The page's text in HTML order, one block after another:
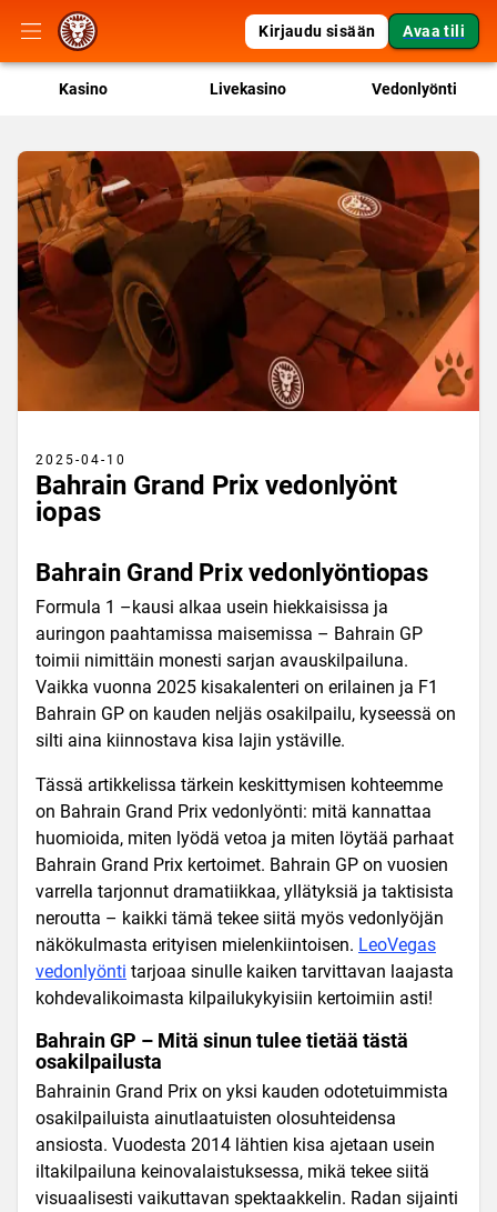
Kirjaudu sisään Avaa tili
Kasino Livekasino Vedonlyönti
2025-04-10
Bahrain Grand Prix vedonlyönt
iopas
Bahrain Grand Prix vedonlyöntiopas
Formula 1 –kausi alkaa usein hiekkaisissa ja
auringon paahtamissa maisemissa – Bahrain GP
toimii nimittäin monesti sarjan avauskilpailuna.
Vaikka vuonna 2025 kisakalenteri on erilainen ja F1
Bahrain GP on kauden neljäs osakilpailu, kyseessä on
silti aina kiinnostava kisa lajin ystäville.
Tässä artikkelissa tärkein keskittymisen kohteemme
on Bahrain Grand Prix vedonlyönti: mitä kannattaa
huomioida, miten lyödä vetoa ja miten löytää parhaat
Bahrain Grand Prix kertoimet. Bahrain GP on vuosien
varrella tarjonnut dramatiikkaa, yllätyksiä ja taktisista
neroutta – kaikki tämä tekee siitä myös vedonlyöjän
näkökulmasta erityisen mielenkiintoisen. LeoVegas
vedonlyönti tarjoaa sinulle kaiken tarvittavan laajasta
kohdevalikoimasta kilpailukykyisiin kertoimiin asti!
Bahrain GP – Mitä sinun tulee tietää tästä
osakilpailusta
Bahrainin Grand Prix on yksi kauden odotetuimmista
osakilpailuista ainutlaatuisten olosuhteidensa
ansiosta. Vuodesta 2014 lähtien kisa ajetaan usein
iltakilpailuna keinovalaistuksessa, mikä tekee siitä
visuaalisesti vaikuttavan spektaakkelin. Radan sijainti